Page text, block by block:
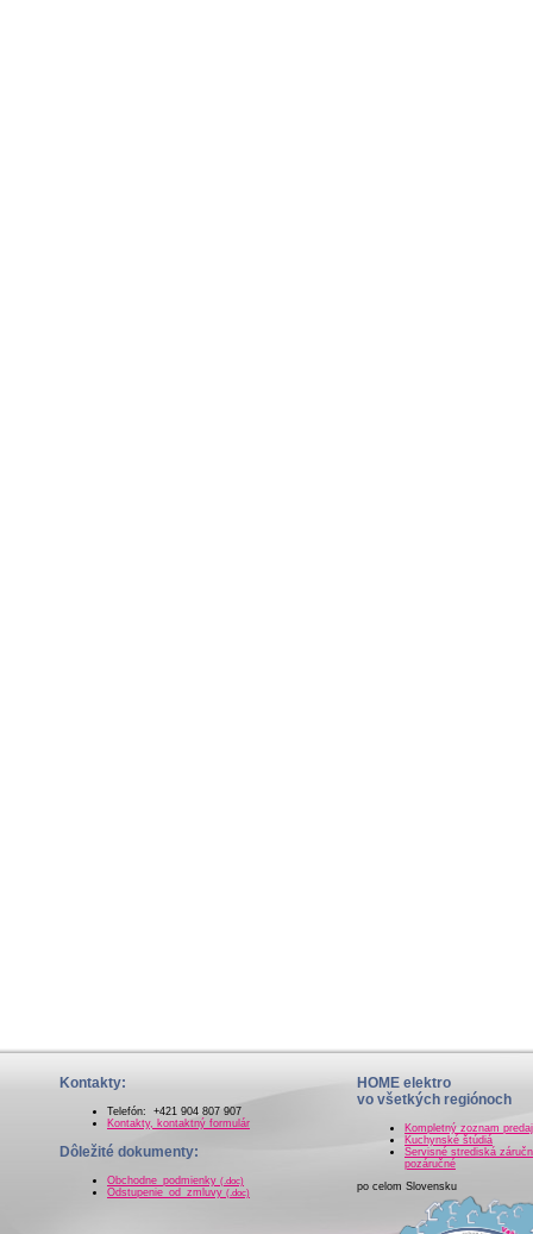
Kontakty:
Telefón: +421 904 807 907
Kontakty, kontaktný formulár
Dôležité dokumenty:
Obchodne_podmienky (.doc)
Odstupenie_od_zmluvy (.doc)
HOME elektro
vo všetkých regiónoch
Kompletný zoznam
Kuchynské štúdiá
Servisné strediská
pozáručné
po celom Slovensku